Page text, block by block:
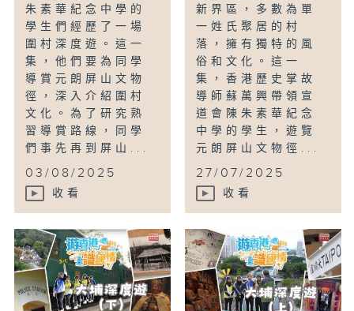
朱素華紀念中學的
學生們經歷了一場
圍村深度遊。這一
集，他們要為同學
導賞元朗屏山文物
徑，深入介紹圍村
文化。為了研究熟
習導賞路線，同學
們事先再到屏山...
03/08/2025
收看
新界區，多數為單
一姓氏聚居的村
落，擁有獨特的風
俗和文化。這一
集，香港歷史掌故
導師蘇萬興帶領宣
道會陳朱素華紀念
中學的學生，遊覽
元朗屏山文物徑...
27/07/2025
收看